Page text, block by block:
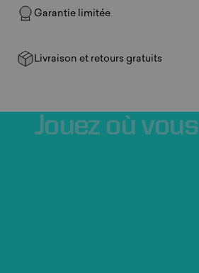
Garantie limitée
Livraison et retours gratuits
Jouez où vous